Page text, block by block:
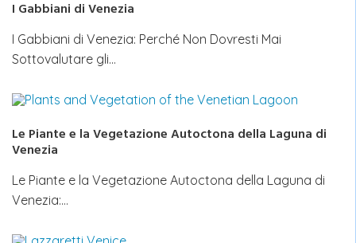
I Gabbiani di Venezia
I Gabbiani di Venezia: Perché Non Dovresti Mai
Sottovalutare gli…
Le Piante e la Vegetazione Autoctona della Laguna di
Venezia
Le Piante e la Vegetazione Autoctona della Laguna di
Venezia:…